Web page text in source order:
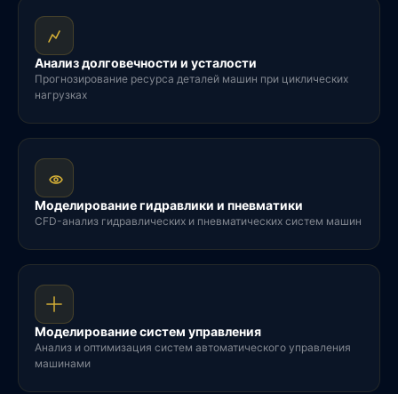
Анализ долговечности и усталости
Прогнозирование ресурса деталей машин при циклических
нагрузках
Моделирование гидравлики и пневматики
CFD-анализ гидравлических и пневматических систем машин
Моделирование систем управления
Анализ и оптимизация систем автоматического управления
машинами